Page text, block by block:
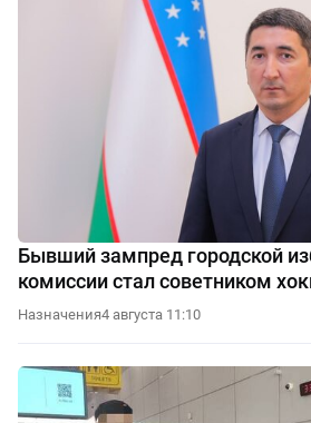
Бывший зампред городской
комиссии стал советником
Назначения4 августа 11:10